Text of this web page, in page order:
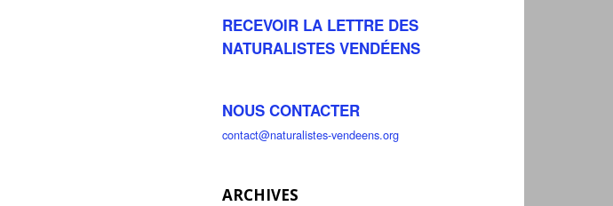
RECEVOIR LA LETTRE DES
NATURALISTES VENDÉENS
NOUS CONTACTER
contact@naturalistes-vendeens.org
ARCHIVES